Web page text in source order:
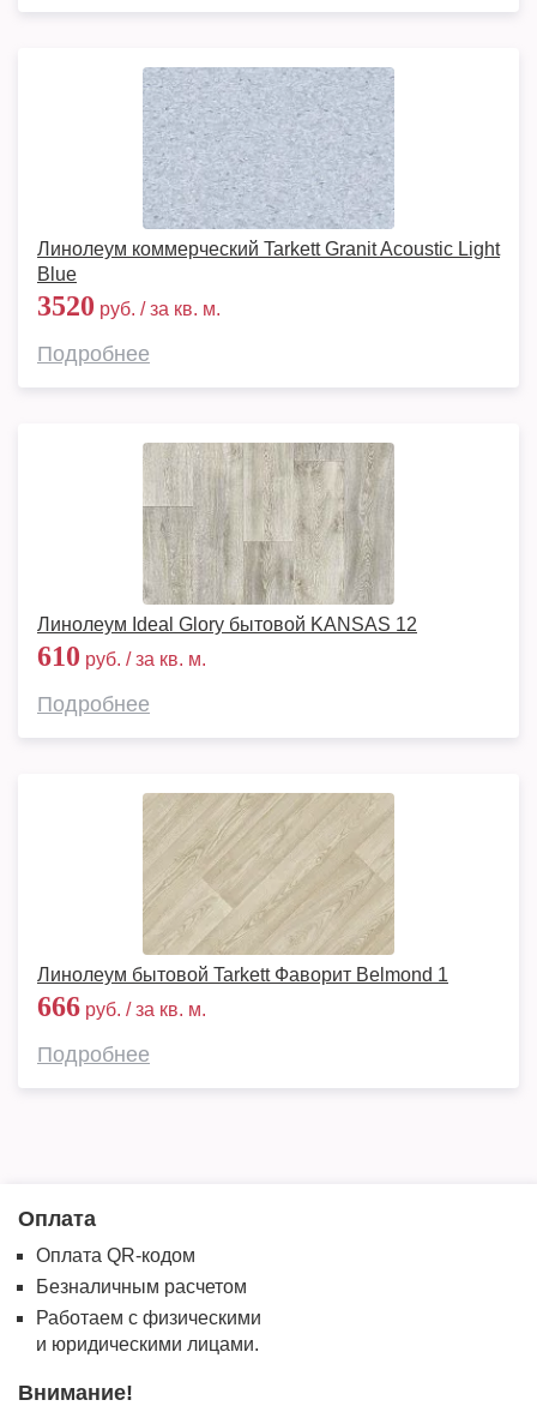
Линолеум коммерческий Tarkett Granit Acoustic Light
Blue
3520 руб. / за кв. м.
Подробнее
Линолеум Ideal Glory бытовой KANSAS 12
610 руб. / за кв. м.
Подробнее
Линолеум бытовой Tarkett Фаворит Belmond 1
666 руб. / за кв. м.
Подробнее
Оплата
Оплата QR-кодом
Безналичным расчетом
Работаем с физическими
и юридическими лицами.
Внимание!